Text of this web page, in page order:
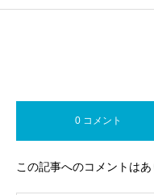
0 コメント
この記事へのコメントはあ